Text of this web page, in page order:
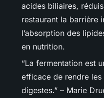
acides biliaires,
restaurant la barrière
l’absorption des
en nutrition.
“La fermentation est
efficace de rendre
digestes.” – Marie